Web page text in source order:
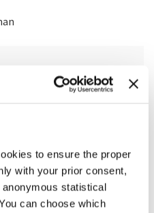
to ensure the proper
with your prior consent,
statistical
can choose which
Eric Jager